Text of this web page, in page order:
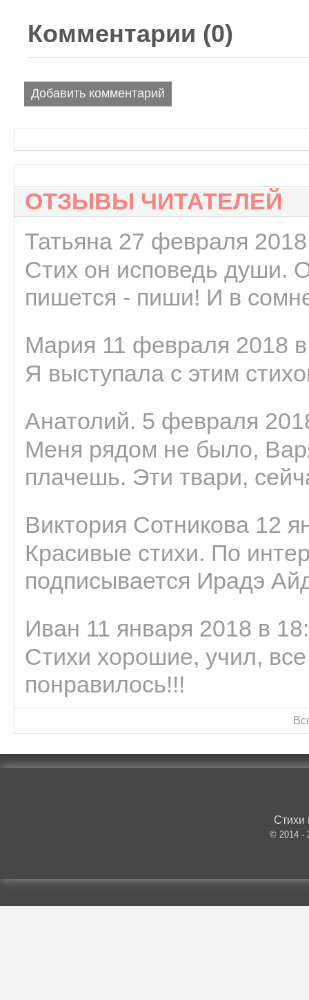
Комментарии (0)
Добавить комментарий
ОТЗЫВЫ ЧИТАТЕЛЕЙ
Татьяна 27 февраля
Стих он исповедь души.
пишется - пиши! И в
Мария 11 февраля 2018
Я выступала с этим
Анатолий. 5 февраля
Меня рядом не было,
плачешь. Эти твари,
Виктория Сотникова 12
Красивые стихи. По
подписывается Ирадэ
Иван 11 января 2018 в
Стихи хорошие, учил,
понравилось!!!
Стихи
© 2014 -